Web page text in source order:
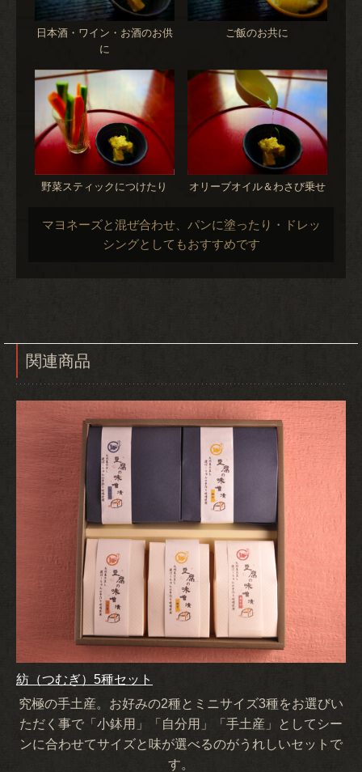
日本酒・ワイン・お酒のお供
に
ご飯のお共に
野菜スティックにつけたり オリーブオイル＆わさび乗せ
マヨネーズと混ぜ合わせ、パンに塗ったり・ドレッ
シングとしてもおすすめです
関連商品
紡（つむぎ）5種セット
究極の手土産。お好みの2種とミニサイズ3種をお選びい
ただく事で「小鉢用」「自分用」「手土産」としてシー
ンに合わせてサイズと味が選べるのがうれしいセットで
す。